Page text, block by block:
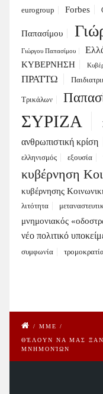
eurogroup Forbes
Παπασίμου
Γιώργου Παπασίμου
ΚΥΒΕΡΝΗΣΗ
ΠΡΑΤΤΩ
Τρικάλων
ΣΥΡΙΖΑ
ανθρωπιστική κρίση
ελληνισμός
εξουσία
κυβέρνηση
κυβέρνησης
λιτότητα
μνημονιακός
νέο πολιτικό
συμφωνία
/ ΜΜΕ /
ΘΈΛΟΥΝ ΝΑ ΜΑΣ
ΜΝΗΜΟΝΊΩΝ